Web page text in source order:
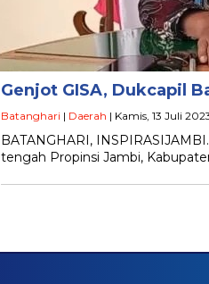
Genjot GISA, Dukcapil
Batanghari | Daerah | Kamis, 13 Juli
BATANGHARI,
tengah Propinsi Jambi,